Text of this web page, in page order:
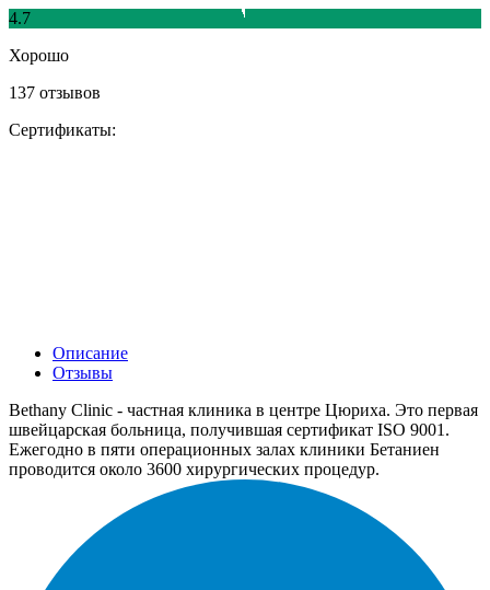
4.7
Хорошо
137 отзывов
Сертификаты:
Описание
Отзывы
Bethany Clinic - частная клиника в центре Цюриха. Это первая
швейцарская больница, получившая сертификат ISO 9001.
Ежегодно в пяти операционных залах клиники Бетаниен
проводится около 3600 хирургических процедур.